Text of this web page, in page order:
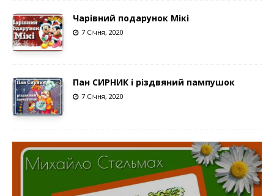
Чарівний подарунок Мікі
7 Січня, 2020
Пан СИРНИК і різдвяний пампушок
7 Січня, 2020